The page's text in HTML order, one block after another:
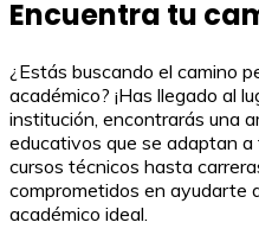
Encuentra tu
¿Estás buscando el camino
académico? ¡Has llegado al
institución, encontrarás una
educativos que se adaptan
cursos técnicos hasta
comprometidos en ayudarte
académico ideal.